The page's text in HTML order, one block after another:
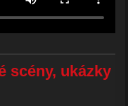
scény, ukázky